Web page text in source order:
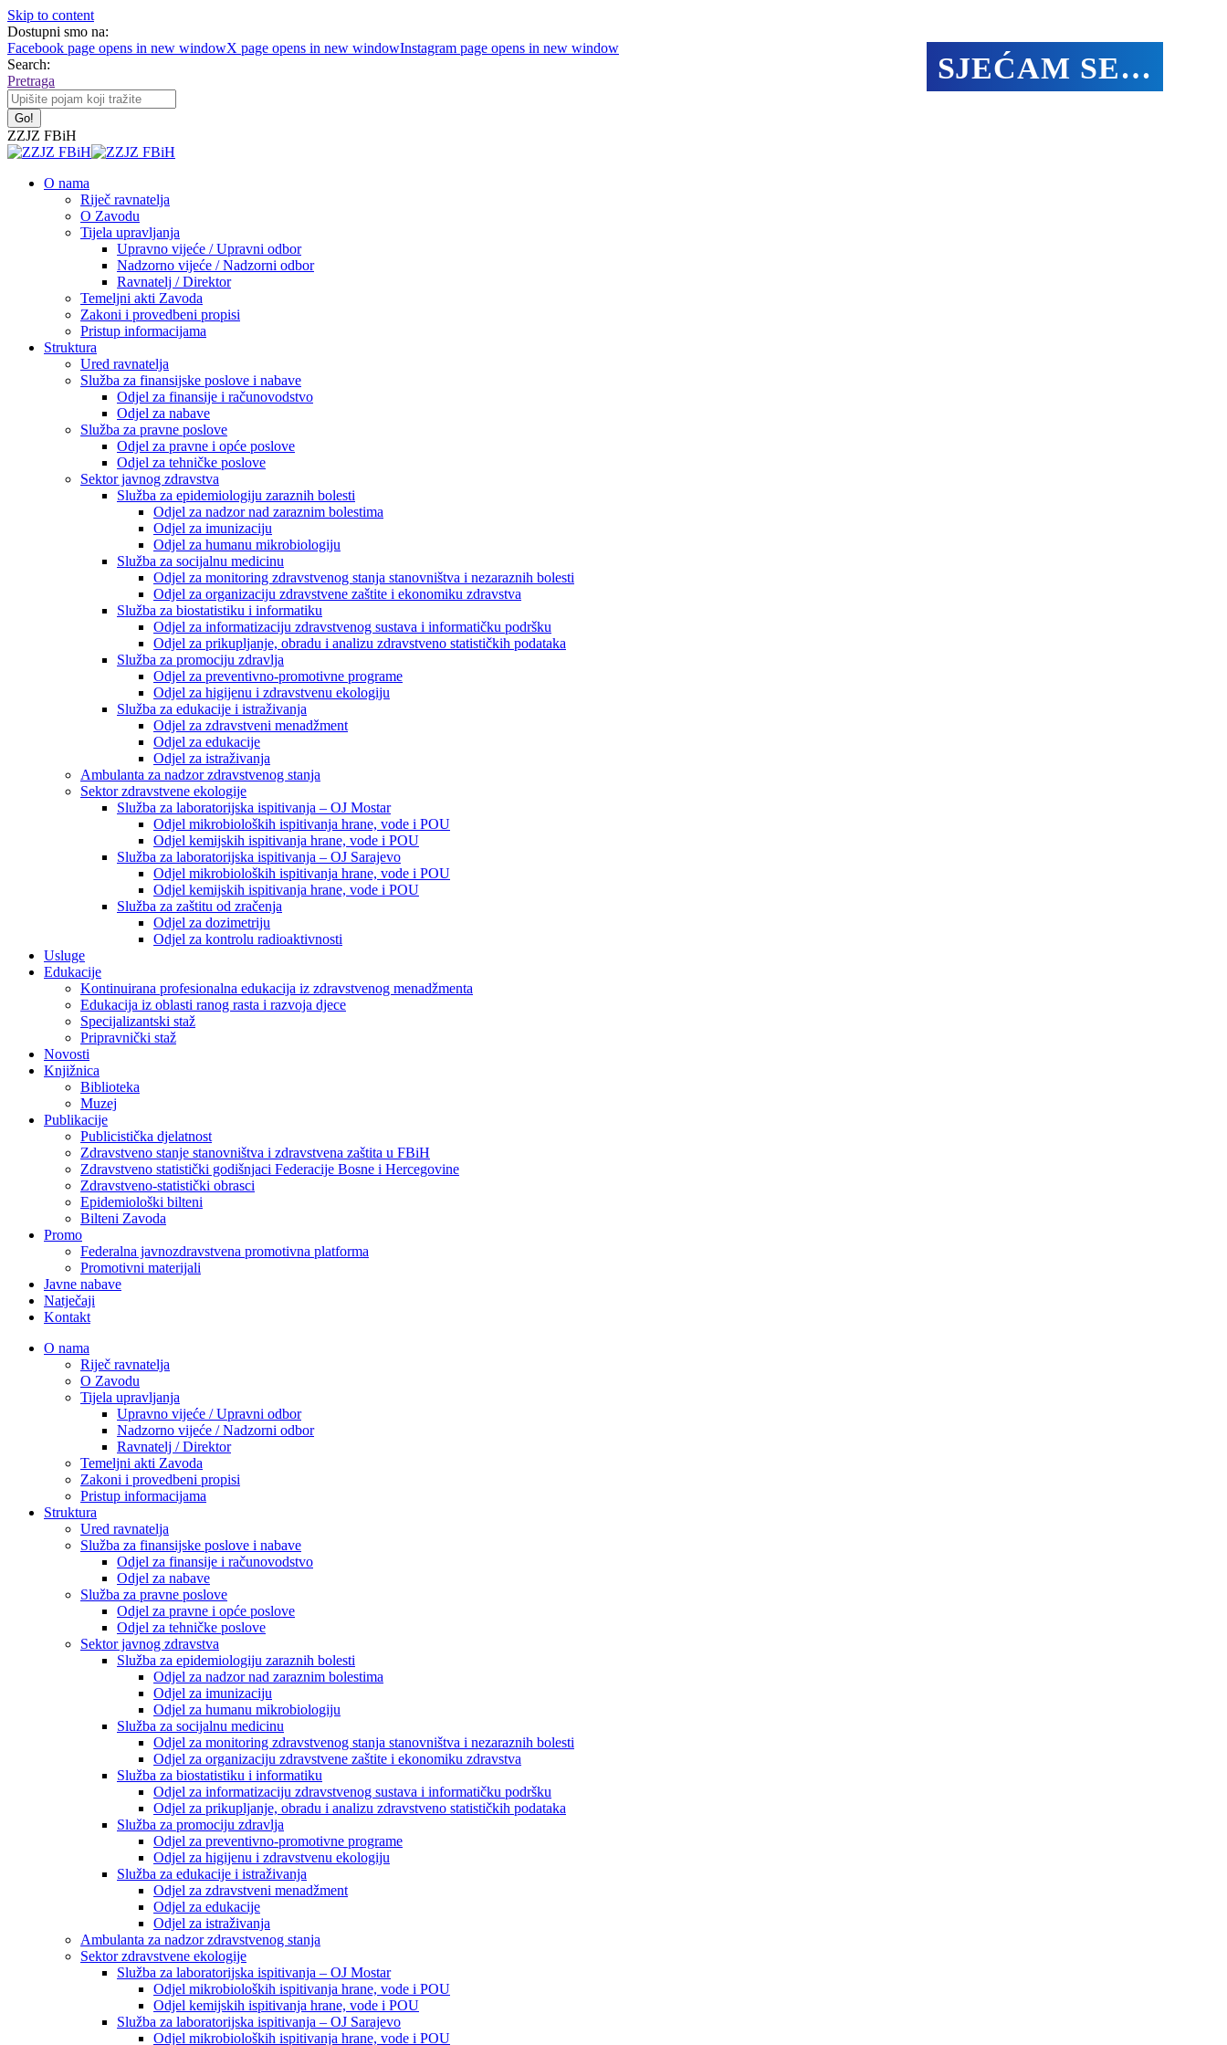
Skip to content
Dostupni smo na:
Facebook page opens in new windowX page opens in new windowInstagram page opens in new window
Search:
Pretraga
ZZJZ FBiH
SJEĆAM SE…
O nama
Riječ ravnatelja
O Zavodu
Tijela upravljanja
Upravno vijeće / Upravni odbor
Nadzorno vijeće / Nadzorni odbor
Ravnatelj / Direktor
Temeljni akti Zavoda
Zakoni i provedbeni propisi
Pristup informacijama
Struktura
Ured ravnatelja
Služba za finansijske poslove i nabave
Odjel za finansije i računovodstvo
Odjel za nabave
Služba za pravne poslove
Odjel za pravne i opće poslove
Odjel za tehničke poslove
Sektor javnog zdravstva
Služba za epidemiologiju zaraznih bolesti
Odjel za nadzor nad zaraznim bolestima
Odjel za imunizaciju
Odjel za humanu mikrobiologiju
Služba za socijalnu medicinu
Odjel za monitoring zdravstvenog stanja stanovništva i nezaraznih bolesti
Odjel za organizaciju zdravstvene zaštite i ekonomiku zdravstva
Služba za biostatistiku i informatiku
Odjel za informatizaciju zdravstvenog sustava i informatičku podršku
Odjel za prikupljanje, obradu i analizu zdravstveno statističkih podataka
Služba za promociju zdravlja
Odjel za preventivno-promotivne programe
Odjel za higijenu i zdravstvenu ekologiju
Služba za edukacije i istraživanja
Odjel za zdravstveni menadžment
Odjel za edukacije
Odjel za istraživanja
Ambulanta za nadzor zdravstvenog stanja
Sektor zdravstvene ekologije
Služba za laboratorijska ispitivanja – OJ Mostar
Odjel mikrobioloških ispitivanja hrane, vode i POU
Odjel kemijskih ispitivanja hrane, vode i POU
Služba za laboratorijska ispitivanja – OJ Sarajevo
Odjel mikrobioloških ispitivanja hrane, vode i POU
Odjel kemijskih ispitivanja hrane, vode i POU
Služba za zaštitu od zračenja
Odjel za dozimetriju
Odjel za kontrolu radioaktivnosti
Usluge
Edukacije
Kontinuirana profesionalna edukacija iz zdravstvenog menadžmenta
Edukacija iz oblasti ranog rasta i razvoja djece
Specijalizantski staž
Pripravnički staž
Novosti
Knjižnica
Biblioteka
Muzej
Publikacije
Publicistička djelatnost
Zdravstveno stanje stanovništva i zdravstvena zaštita u FBiH
Zdravstveno statistički godišnjaci Federacije Bosne i Hercegovine
Zdravstveno-statistički obrasci
Epidemiološki bilteni
Bilteni Zavoda
Promo
Federalna javnozdravstvena promotivna platforma
Promotivni materijali
Javne nabave
Natječaji
Kontakt
O nama
Riječ ravnatelja
O Zavodu
Tijela upravljanja
Upravno vijeće / Upravni odbor
Nadzorno vijeće / Nadzorni odbor
Ravnatelj / Direktor
Temeljni akti Zavoda
Zakoni i provedbeni propisi
Pristup informacijama
Struktura
Ured ravnatelja
Služba za finansijske poslove i nabave
Odjel za finansije i računovodstvo
Odjel za nabave
Služba za pravne poslove
Odjel za pravne i opće poslove
Odjel za tehničke poslove
Sektor javnog zdravstva
Služba za epidemiologiju zaraznih bolesti
Odjel za nadzor nad zaraznim bolestima
Odjel za imunizaciju
Odjel za humanu mikrobiologiju
Služba za socijalnu medicinu
Odjel za monitoring zdravstvenog stanja stanovništva i nezaraznih bolesti
Odjel za organizaciju zdravstvene zaštite i ekonomiku zdravstva
Služba za biostatistiku i informatiku
Odjel za informatizaciju zdravstvenog sustava i informatičku podršku
Odjel za prikupljanje, obradu i analizu zdravstveno statističkih podataka
Služba za promociju zdravlja
Odjel za preventivno-promotivne programe
Odjel za higijenu i zdravstvenu ekologiju
Služba za edukacije i istraživanja
Odjel za zdravstveni menadžment
Odjel za edukacije
Odjel za istraživanja
Ambulanta za nadzor zdravstvenog stanja
Sektor zdravstvene ekologije
Služba za laboratorijska ispitivanja – OJ Mostar
Odjel mikrobioloških ispitivanja hrane, vode i POU
Odjel kemijskih ispitivanja hrane, vode i POU
Služba za laboratorijska ispitivanja – OJ Sarajevo
Odjel mikrobioloških ispitivanja hrane, vode i POU